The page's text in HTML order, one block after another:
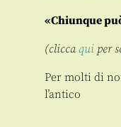
«Chiunque
(clicca qui per
Per molti di
l’antico